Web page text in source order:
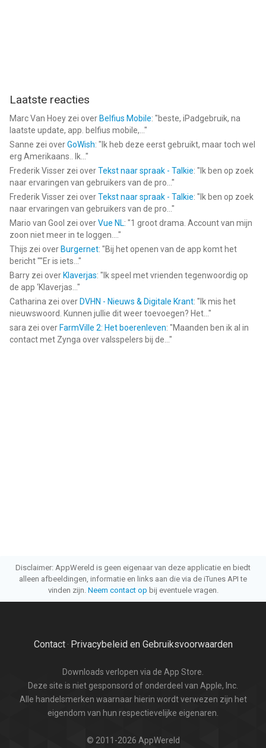
Laatste reacties
Marc Van Hoey zei over Belfius Mobile: "beste, iPadgebruik, na
laatste update, app. belfius mobile,... "
Sanne zei overGoWish: " Ik heb deze eerst gebruikt, maar toch wel
erg Amerikaans.. Ik... "
Frederik Visser zei overTekst naar spraak - Talkie: " Ik ben op zoek
naar ervaringen van gebruikers van de pro... "
Frederik Visser zei overTekst naar spraak - Talkie: " Ik ben op zoek
naar ervaringen van gebruikers van de pro... "
Mario van Gool zei overVue NL: "1 groot drama. Account van mijn
zoon niet meer in te loggen.... "
Thijs zei over Burgernet: "Bij het openen van de app komt het
bericht ""Er is iets... "
Barry zei over Klaverjas: " Ik speel met vrienden tegenwoordig op
de app ‘Klaverjas... "
Catharina zei over DVHN - Nieuws & Digitale Krant: " Ik mis het
nieuwswoord. Kunnen jullie dit weer toevoegen? Het... "
sara zei over FarmVille 2: Het boerenleven: "Maanden ben ik al in
contact met Zynga over valsspelers bij de... "
Disclaimer: AppWereld is geen eigenaar van deze applicatie en biedt
alleen afbeeldingen, informatie en links aan die via de iTunes API te
vinden zijn. Neem contact op bij eventuele vragen.
Contact· Privacybeleid en Gebruiksvoorwaarden
Downloads verlopen via de App Store.
Deze site is niet gesponsord of onderdeel van Apple, Inc.
Alle handelsmerken waarnaar hierin wordt verwezen zijn het
eigendom van hun respectievelijke eigenaren.
© 2011-2026 AppWereld